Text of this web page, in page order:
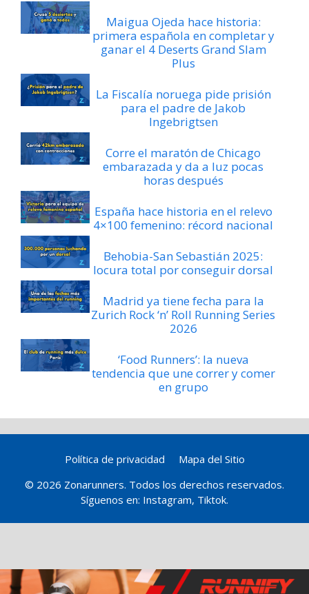
Maigua Ojeda hace historia:
primera española en completar y
ganar el 4 Deserts Grand Slam
Plus
La Fiscalía noruega pide prisión
para el padre de Jakob
Ingebrigtsen
Corre el maratón de Chicago
embarazada y da a luz pocas
horas después
España hace historia en el relevo
4×100 femenino: récord nacional
Behobia-San Sebastián 2025:
locura total por conseguir dorsal
Madrid ya tiene fecha para la
Zurich Rock ‘n’ Roll Running Series
2026
‘Food Runners’: la nueva
tendencia que une correr y comer
en grupo
Política de privacidad
Mapa del Sitio
© 2026 Zonarunners. Todos los derechos reservados.
Síguenos en: Instagram, Tiktok.